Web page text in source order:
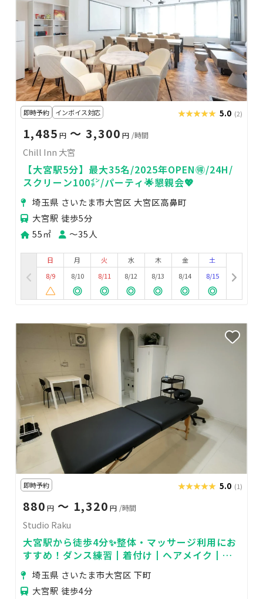
即時予約 インボイス対応 ★★★★★
★★★★★ 5.0 (2)
1,485 円 〜 3,300 円 /時間
Chill Inn 大宮
【大宮駅5分】最大35名/2025年OPEN🉐/24H/
スクリーン100㌅/パーティ🌟懇親会💖
埼玉県 さいたま市大宮区 大宮区高鼻町
大宮駅 徒歩5分
55㎡
〜35人
日
8/9
月
8/10
火
8/11
水
8/12
木
8/13
金
8/14
土
8/15
即時予約 ★★★★★
★★★★★ 5.0 (1)
880 円 〜 1,320 円 /時間
Studio Raku
大宮駅から徒歩4分✨整体・マッサージ利用にお
すすめ！ダンス練習┃着付け┃ヘアメイク┃会
議も✨
埼玉県 さいたま市大宮区 下町
大宮駅 徒歩4分